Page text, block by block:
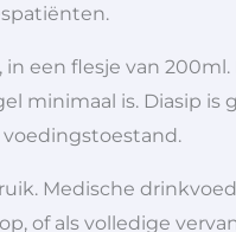
een flesje van 200ml.
minimaal is. Diasip is
Medische
of als volledige